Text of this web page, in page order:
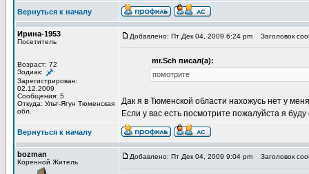
Вернуться к началу
Ирина-1953
Посетитель
Возраст: 72
Зодиак:
Зарегистрирован:
02.12.2009
Сообщения: 5
Откуда: Ульт-Ягун Тюменская
обл.
Добавлено: Пт Дек 04, 2009 6:24 pm Заголовок
mr.Sch писал(а):
помотрите
Дак я в Тюменской области нахожусь нет у
Если у вас есть посмотрите пожалуйста я
Вернуться к началу
bozman
Коренной Житель
Добавлено: Пт Дек 04, 2009 9:04 pm Заголовок